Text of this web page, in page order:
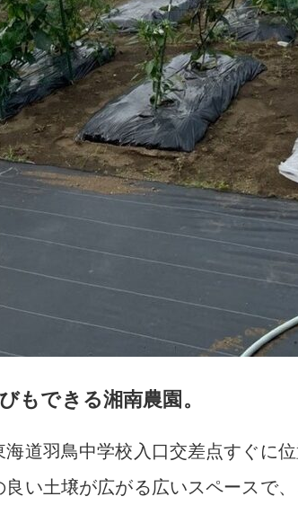
もできる湘南農園。
道羽鳥中学校入口交差点すぐに位
い土壌が広がる広いスペースで